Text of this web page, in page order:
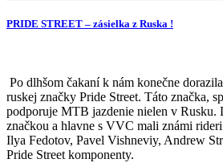
PRIDE STREET – zásielka z Ruska !
Po dlhšom čakaní k nám konečne
ruskej značky Pride Street. Táto značka,
podporuje MTB jazdenie nielen v Rusku.
značkou a hlavne s VVC mali známi
Ilya Fedotov, Pavel Vishneviy, Andrew
Pride Street komponenty.